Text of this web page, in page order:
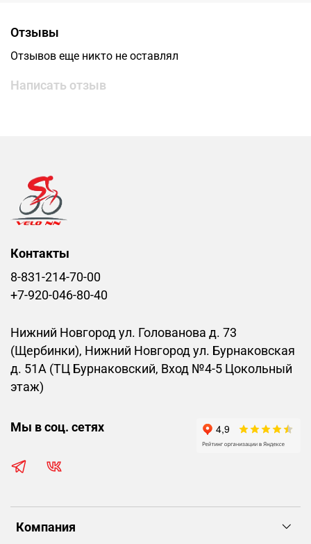
Отзывы
Отзывов еще никто не оставлял
Написать отзыв
Компания
Контакты
8-831-214-70-00
+7-920-046-80-40
Нижний Новгород ул. Голованова д. 73
(Щербинки), Нижний Новгород ул. Бурнаковская
д. 51А (ТЦ Бурнаковский, Вход №4-5 Цокольный
этаж)
Мы в соц. сетях